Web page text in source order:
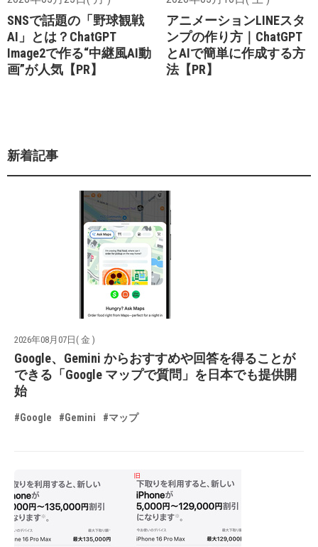
SNSで話題の「野球観戦
AI」とは？ChatGPT
Image2で作る“中継風AI動
画”が人気【PR】
アニメーションLINEスタ
ンプの作り方｜ChatGPT
とAIで簡単に作成する方
法【PR】
新着記事
2026年08月07日( 金 )
Google、Gemini からおすすめや回答を得ることが
できる「Google マップで質問」を日本でも提供開
始
#Google #Gemini #マップ